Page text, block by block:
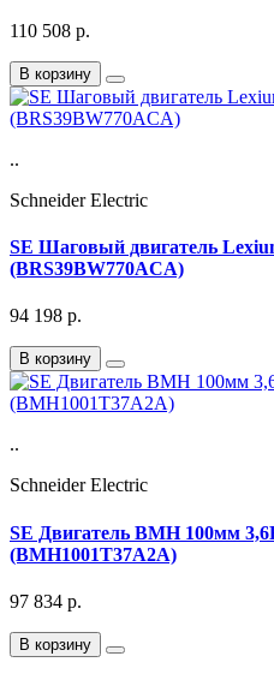
110 508 р.
В корзину
..
Schneider Electric
SE Шаговый двигатель
(BRS39BW770ACA)
94 198 р.
В корзину
..
Schneider Electric
SE Двигатель BMH 100мм
(BMH1001T37A2A)
97 834 р.
В корзину